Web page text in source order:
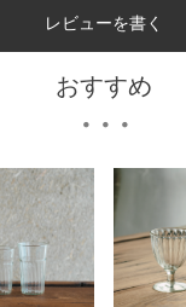
レビューを書く
おすすめ
・・・